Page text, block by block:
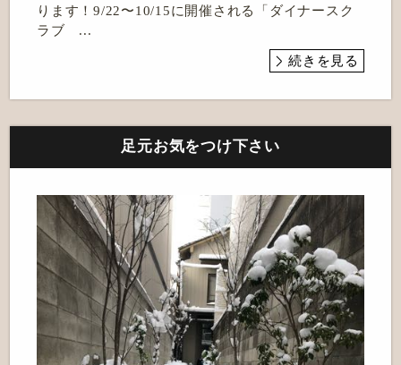
ります！9/22〜10/15に開催される「ダイナースク
ラブ ...
続きを見る
足元お気をつけ下さい